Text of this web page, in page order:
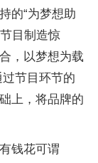
的“为梦想助
目制造惊
，以梦想为载
节目环节的
上，将品牌的
钱花可谓